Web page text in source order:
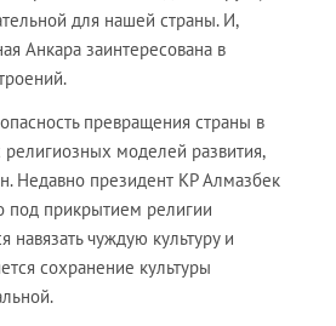
для нашей страны. И,
Анкара заинтересована в
превращения страны в
моделей развития,
Недавно президент КР Алмазбек
под прикрытием религии
навязать чуждую культуру и
сохранение культуры